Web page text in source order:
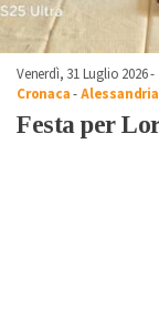
Venerdì, 31 Luglio 2026 -
Cronaca-Alessandria
Festa per